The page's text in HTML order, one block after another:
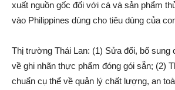
xuất nguồn gốc đối với cá và sản phẩm
vào Philippines dùng cho tiêu dùng của
Thị trường Thái Lan: (1) Sửa đổi, bổ sung
về ghi nhãn thực phẩm đóng gói sẵn; (2)
chuẩn cụ thể về quản lý chất lượng, an